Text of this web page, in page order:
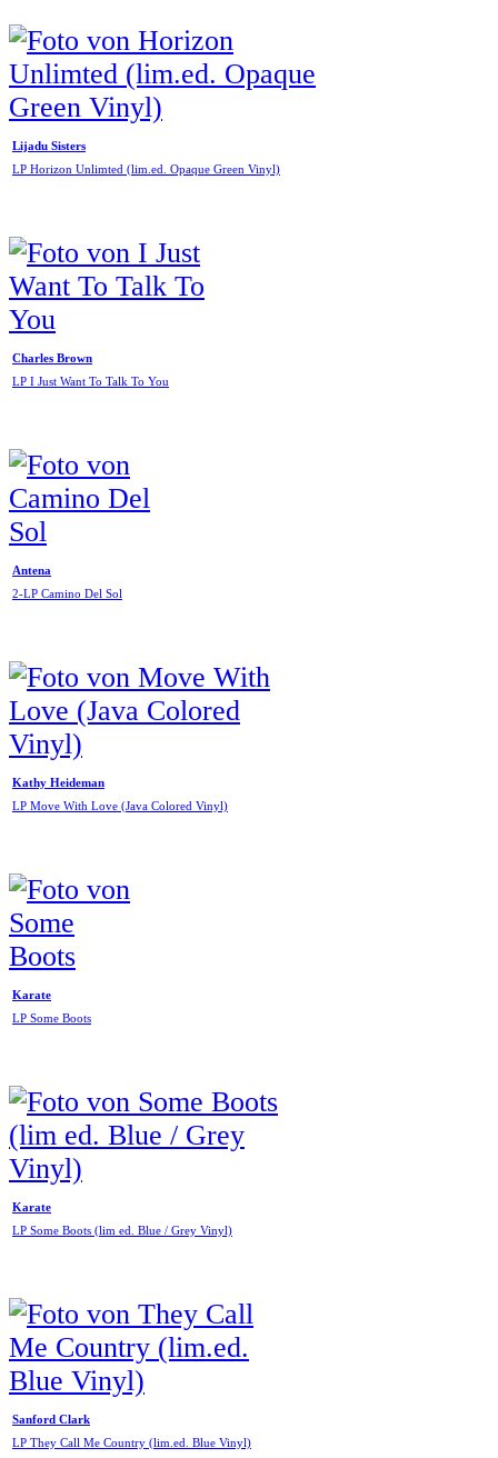
Lijadu Sisters
LP Horizon Unlimted (lim.ed. Opaque Green Vinyl)
Charles Brown
LP I Just Want To Talk To You
Antena
2-LP Camino Del Sol
Kathy Heideman
LP Move With Love (Java Colored Vinyl)
Karate
LP Some Boots
Karate
LP Some Boots (lim ed. Blue / Grey Vinyl)
Sanford Clark
LP They Call Me Country (lim.ed. Blue Vinyl)